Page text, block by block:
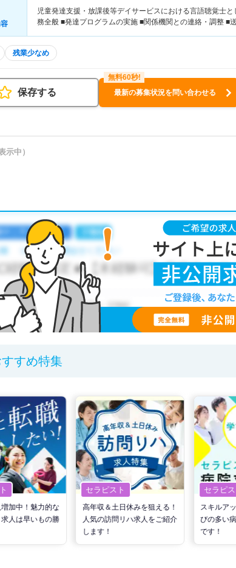
児童発達支援・放課後等デイサービスにおける言語聴覚士
務全般 ■発達プログラムの実施 ■関係機関との連絡・調整 ■
残業少なめ
保存する 最新の募集状況を問い合わせる
示中）
すすめ特集
加中！魅力的な
人は早いもの勝
セラピスト
高年収＆土日休みを狙える！
人気の訪問リハ求人をご紹介
します！
セラピス
スキルア
びの多い
です！